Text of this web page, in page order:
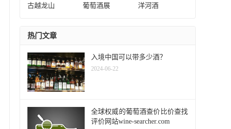
古越龙山 葡萄酒展 洋河酒
热门文章
入境中国可以带多少酒？
2024-06-22
全球权威的葡萄酒查价比价查找
评价网站wine-searcher.com